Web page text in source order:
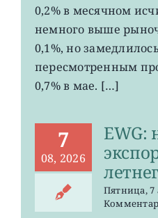
0,2% в месячном
немного выше
0,1%, но
пересмотренным
0,7% в мае. […]
7
08, 2026
EWG:
Пятница, 7